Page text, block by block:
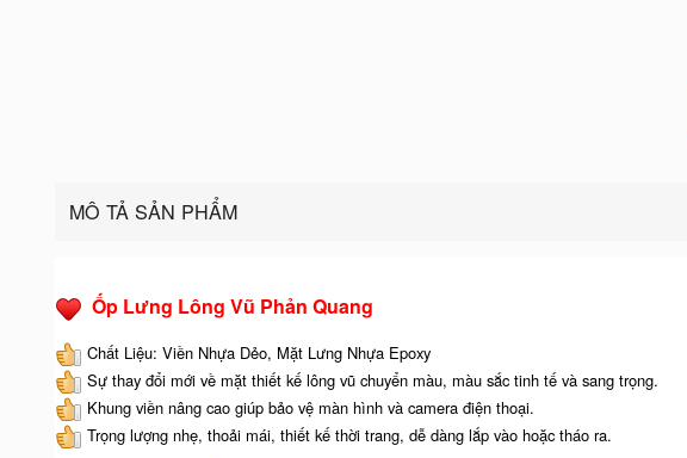
MÔ TẢ SẢN PHẨM
Ốp Lưng Lông Vũ Phản Quang
Chất Liệu: Viền Nhựa Dẻo, Mặt Lưng Nhựa Epoxy
Sự thay đổi mới về mặt thiết kế lông vũ chuyển màu, màu sắc tinh tế và sang trọng.
Khung viền nâng cao giúp bảo vệ màn hình và camera điện thoại.
Trọng lượng nhẹ, thoải mái, thiết kế thời trang, dễ dàng lắp vào hoặc tháo ra.